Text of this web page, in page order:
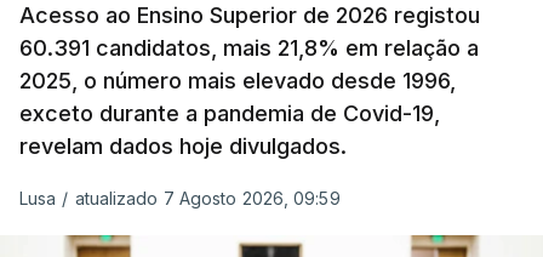
Acesso ao Ensino Superior de 2026 registou
60.391 candidatos, mais 21,8% em relação a
2025, o número mais elevado desde 1996,
exceto durante a pandemia de Covid-19,
revelam dados hoje divulgados.
Lusa / atualizado 7 Agosto 2026, 09:59